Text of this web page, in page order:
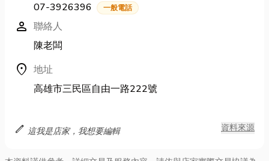
07-3926396
一般電話
person 聯絡人
陳老闆
location_on 地址
高雄市三民區自由一路222號
edit 這我是店家，我想要編輯 資料來源